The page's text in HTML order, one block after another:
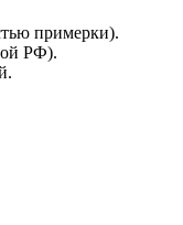
примерки).
РФ).